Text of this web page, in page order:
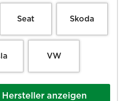
Seat Skoda
VW
anzeigen